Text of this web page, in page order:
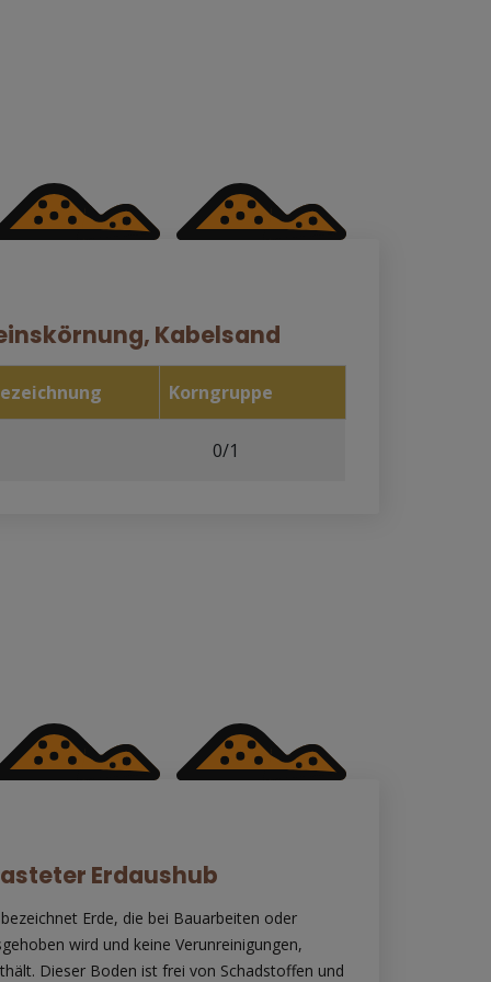
Kabelsand
Korngruppe
0/1
Erdaushub
Erde, die bei Bauarbeiten oder
wird und keine Verunreinigungen,
Dieser Boden ist frei von Schadstoffen und